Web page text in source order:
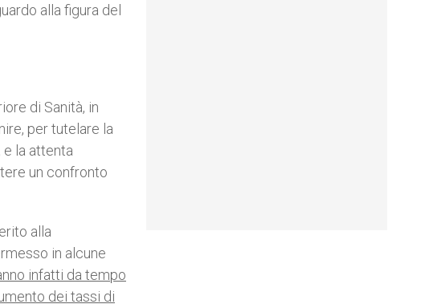
alla figura del
di Sanità, in
per tutelare la
e la attenta
un confronto
alla
in alcune
infatti da tempo
dei tassi di